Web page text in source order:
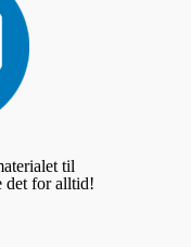
til
det for alltid!